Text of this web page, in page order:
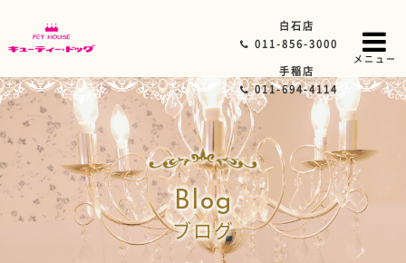
白石店
011-856-3000
手稲店
011-694-4114
メニュー
Blog
ブログ